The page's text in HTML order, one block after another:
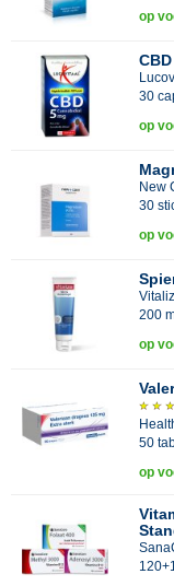
op
30
op
New
30
op
200
op
50
op